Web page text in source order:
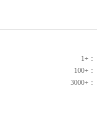
1+：
100+：
3000+：